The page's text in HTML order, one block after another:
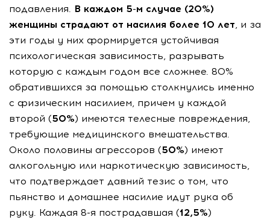
подавления. В каждом 5-м случае (20%)
женщины страдают от насилия более 10 лет, и за
эти годы у них формируется устойчивая
психологическая зависимость, разрывать
которую с каждым годом все сложнее. 80%
обратившихся за помощью столкнулись именно
с физическим насилием, причем у каждой
второй (50%) имеются телесные повреждения,
требующие медицинского вмешательства.
Около половины агрессоров (50%) имеют
алкогольную или наркотическую зависимость,
что подтверждает давний тезис о том, что
пьянство и домашнее насилие идут рука об
руку. Каждая 8-я пострадавшая (12,5%)